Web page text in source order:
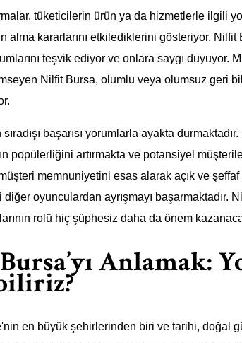
tüketicilerin ürün ya da hizmetlerle ilgili
alma kararlarını etkilediklerini gösteriyor.
teşvik ediyor ve onlara saygı duyuyor.
Nilfit Bursa, olumlu veya olumsuz geri
sıradışı başarısı yorumlarla ayakta
popülerliğini artırmakta ve potansiyel
memnuniyetini esas alarak açık ve
oyunculardan ayrışmayı başarmaktadır.
rolü hiç şüphesiz daha da önem
Anlamak:
en büyük şehirlerinden biri ve tarihi, doğal